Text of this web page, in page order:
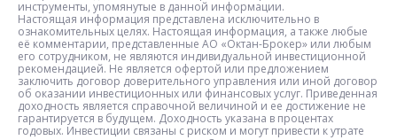
инструменты, упомянутые в данной информации.
Настоящая информация представлена исключительно в
ознакомительных целях. Настоящая информация, а также любые
её комментарии, представленные АО «Октан-Брокер» или любым
его сотрудником, не являются индивидуальной инвестиционной
рекомендацией. Не является офертой или предложением
заключить договор доверительного управления или иной договор
об оказании инвестиционных или финансовых услуг. Приведенная
доходность является справочной величиной и ее достижение не
гарантируется в будущем. Доходность указана в процентах
годовых. Инвестиции связаны с риском и могут привести к утрате